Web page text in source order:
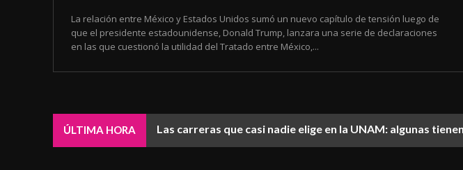
La relación entre México y Estados Unidos sumó un nuevo capítulo de tensión luego de
que el presidente estadounidense, Donald Trump, lanzara una serie de declaraciones
en las que cuestionó la utilidad del Tratado entre México,...
ÚLTIMA HORA Las carreras que casi nadie elige en la UNAM: algunas